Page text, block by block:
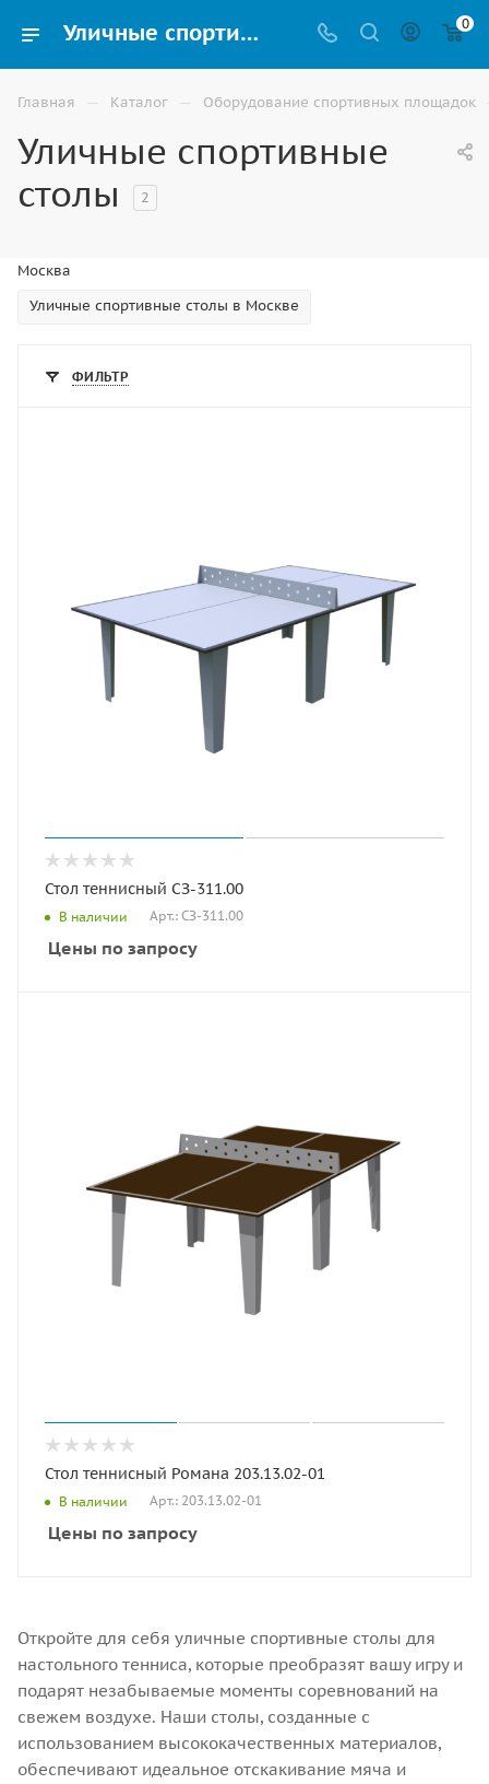
Уличные спортивные столы для настольного тенниса купить в Москве | ВИНКО 0
Главная — Каталог — Оборудование спортивных площадок
Уличные спортивные
столы
2
Москва
Уличные спортивные столы в Москве
ФИЛЬТР
Стол теннисный СЗ-311.00
В наличии Арт.: СЗ-311.00
Цены по запросу
Стол теннисный Романа 203.13.02-01
В наличии Арт.: 203.13.02-01
Цены по запросу
Откройте для себя уличные спортивные столы для
настольного тенниса, которые преобразят вашу игру и
подарят незабываемые моменты соревнований на
свежем воздухе. Наши столы, созданные с
использованием высококачественных материалов,
обеспечивают идеальное отскакивание мяча и